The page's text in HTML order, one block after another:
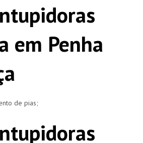
em Penha
de pias;